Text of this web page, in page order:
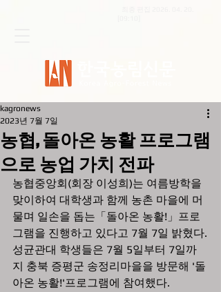
농협, 돌아온 농활 프로그램
으로 농업 가치 전파
kagronews
2023년 7월 7일
농협중앙회(회장 이성희)는 여름방학을
맞이하여 대학생과 함께 농촌 마을에 머
물며 일손을 돕는「돌아온 농활!」프로
그램을 진행하고 있다고 7월 7일 밝혔다.
성균관대 학생들은 7월 5일부터 7일까
지 충북 증평군 송정리마을을 방문해 '돌
아온 농활!'프로그램에 참여했다.